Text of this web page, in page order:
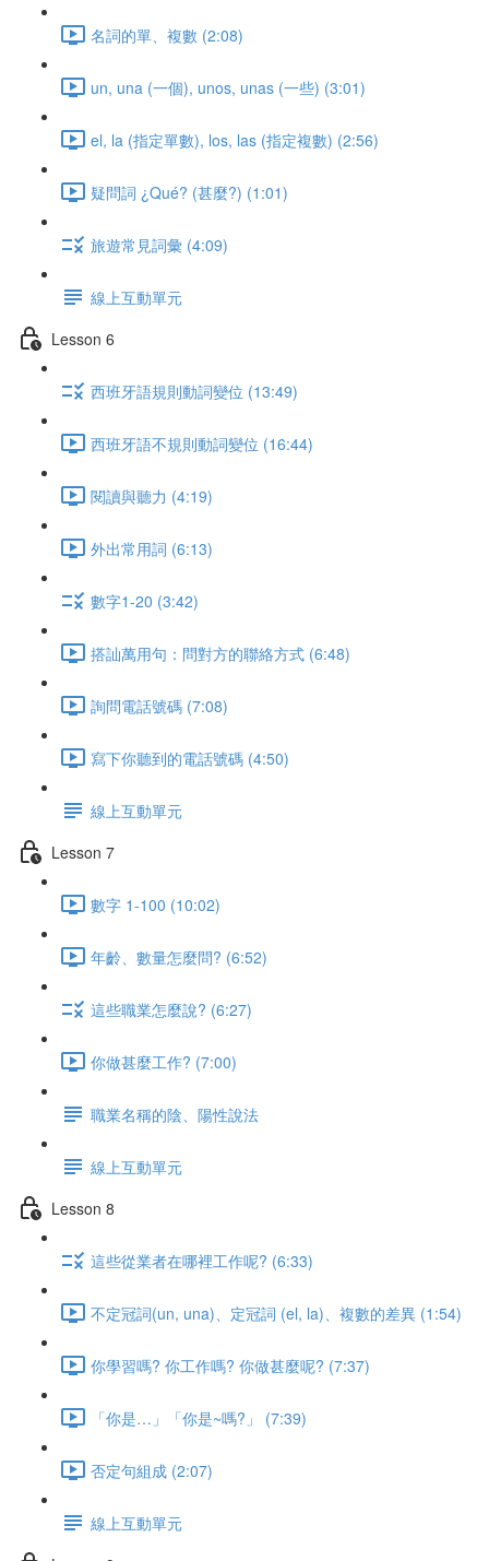
名詞的單、複數 (2:08)
un, una (一個), unos, unas (一些) (3:01)
el, la (指定單數), los, las (指定複數) (2:56)
疑問詞 ¿Qué? (甚麼?) (1:01)
旅遊常見詞彙 (4:09)
線上互動單元
Lesson 6
西班牙語規則動詞變位 (13:49)
西班牙語不規則動詞變位 (16:44)
閱讀與聽力 (4:19)
外出常用詞 (6:13)
數字1-20 (3:42)
搭訕萬用句：問對方的聯絡方式 (6:48)
詢問電話號碼 (7:08)
寫下你聽到的電話號碼 (4:50)
線上互動單元
Lesson 7
數字 1-100 (10:02)
年齡、數量怎麼問? (6:52)
這些職業怎麼說? (6:27)
你做甚麼工作? (7:00)
職業名稱的陰、陽性說法
線上互動單元
Lesson 8
這些從業者在哪裡工作呢? (6:33)
不定冠詞(un, una)、定冠詞 (el, la)、複數的差異 (1:54)
你學習嗎? 你工作嗎? 你做甚麼呢? (7:37)
「你是…」「你是~嗎?」 (7:39)
否定句組成 (2:07)
線上互動單元